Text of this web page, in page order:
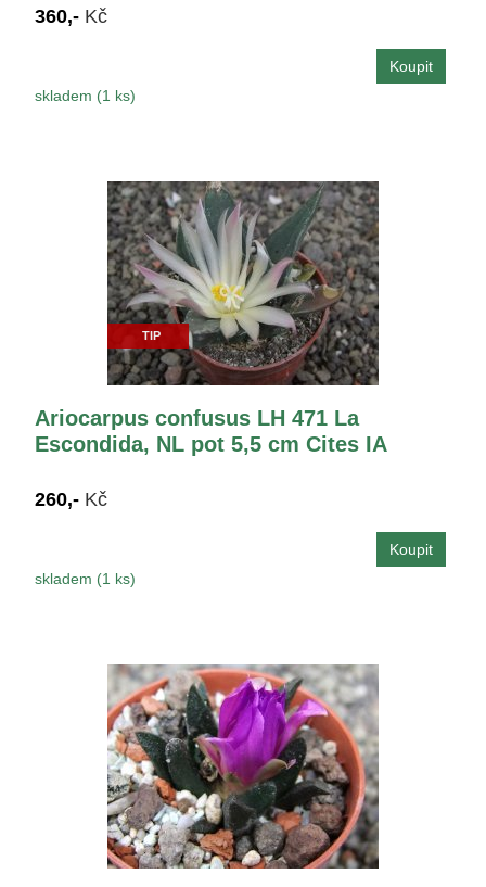
360,- Kč
skladem (1 ks)
TIP
Ariocarpus confusus LH 471 La
Escondida, NL pot 5,5 cm Cites IA
260,- Kč
skladem (1 ks)